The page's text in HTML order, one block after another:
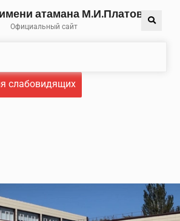
атамана М.И.Платова
Официальный сайт
Search
слабовидящих